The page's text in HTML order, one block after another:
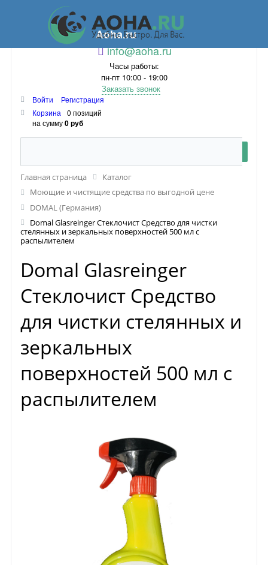
Aoha.ru
info@aoha.ru
Часы работы:
пн-пт 10:00 - 19:00
Заказать звонок
Войти
Регистрация
Корзина
0 позиций
на сумму0 руб
Главная страница
Каталог
Моющие и чистящие средства по выгодной цене
DOMAL (Германия)
Domal Glasreinger Стеклочист Средство для чистки
стелянных и зеркальных поверхностей 500 мл с
распылителем
Domal Glasreinger
Стеклочист Средство
для чистки стелянных и
зеркальных
поверхностей 500 мл с
распылителем